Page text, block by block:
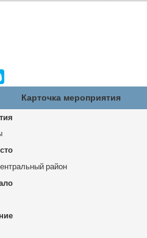
Карточка мероприятия
район